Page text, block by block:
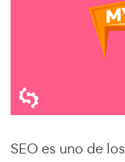
SEO es uno de los